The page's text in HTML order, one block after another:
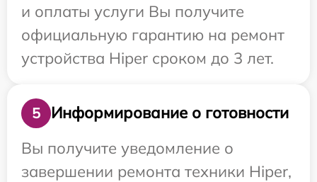
и оплаты услуги Вы получите
официальную гарантию на ремонт
устройства Hiper сроком до 3 лет.
5
Информирование о готовности
Вы получите уведомление о
завершении ремонта техники Hiper,